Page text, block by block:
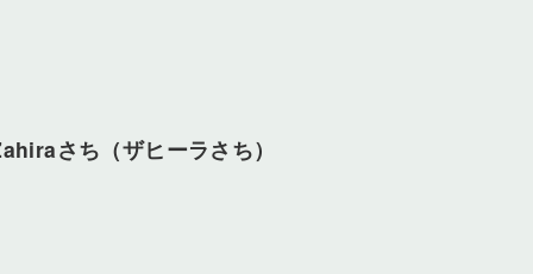
さち（ザヒーラさち）